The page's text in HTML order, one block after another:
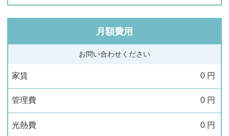
月額費用
お問い合わせください
家賃 0 円
管理費 0 円
光熱費 0 円